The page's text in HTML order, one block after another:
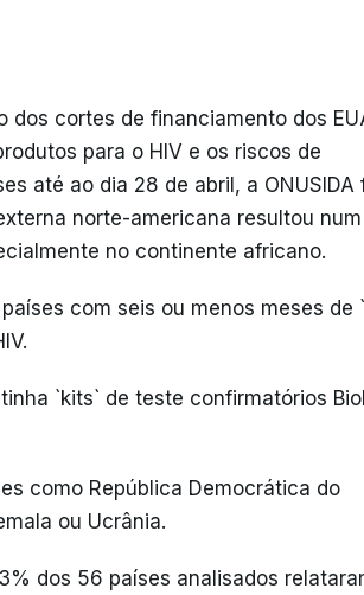
cortes de financiamento dos
para o HIV e os riscos de
até ao dia 28 de abril, a ONUSIDA
norte-americana resultou
no continente africano.
com seis ou menos meses de
`kits` de teste confirmatórios
como República Democrática do
ou Ucrânia.
dos 56 países analisados